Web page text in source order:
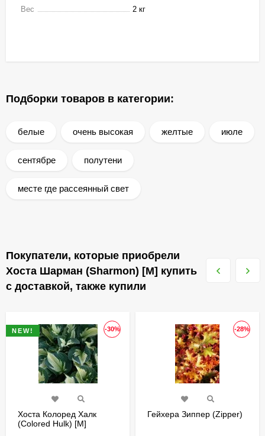
Вес
2 кг
Подборки товаров в категории:
белые очень высокая желтые июле
сентябре полутени
месте где рассеянный свет
Покупатели, которые приобрели
Хоста Шарман (Sharmon) [M] купить
с доставкой, также купили
-30%
NEW!
Хоста Колоред Халк
(Colored Hulk) [M]
-28%
Гейхера Зиппер (Zipper)